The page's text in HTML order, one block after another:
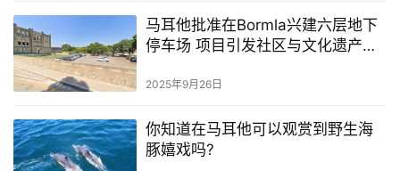
马耳他批准在Bormla兴建六层地下
停车场 项目引发社区与文化遗产争
2025年9月26日
你知道在马耳他可以观赏到野生海
豚嬉戏吗?